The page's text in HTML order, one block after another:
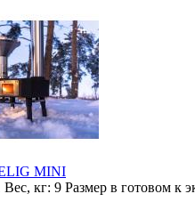
MINI
Вес, кг: 9 Размер в готовом к